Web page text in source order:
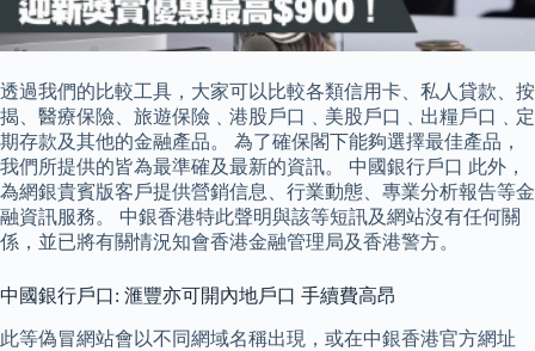
透過我們的比較工具，大家可以比較各類信用卡、私人貸款、按
揭、醫療保險、旅遊保險﹑港股戶口﹑美股戶口﹑出糧戶口﹑定
期存款及其他的金融產品。 為了確保閣下能夠選擇最佳產品，
我們所提供的皆為最準確及最新的資訊。 中國銀行戶口 此外，
為網銀貴賓版客戶提供營銷信息、行業動態、專業分析報告等金
融資訊服務。 中銀香港特此聲明與該等短訊及網站沒有任何關
係，並已將有關情況知會香港金融管理局及香港警方。
中國銀行戶口: 滙豐亦可開內地戶口 手續費高昂
此等偽冒網站會以不同網域名稱出現，或在中銀香港官方網址